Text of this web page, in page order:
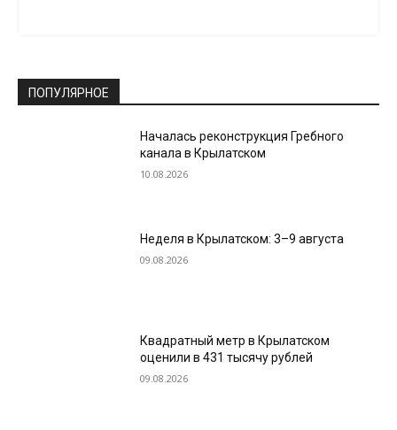
ПОПУЛЯРНОЕ
Началась реконструкция Гребного
канала в Крылатском
10.08.2026
Неделя в Крылатском: 3–9 августа
09.08.2026
Квадратный метр в Крылатском
оценили в 431 тысячу рублей
09.08.2026